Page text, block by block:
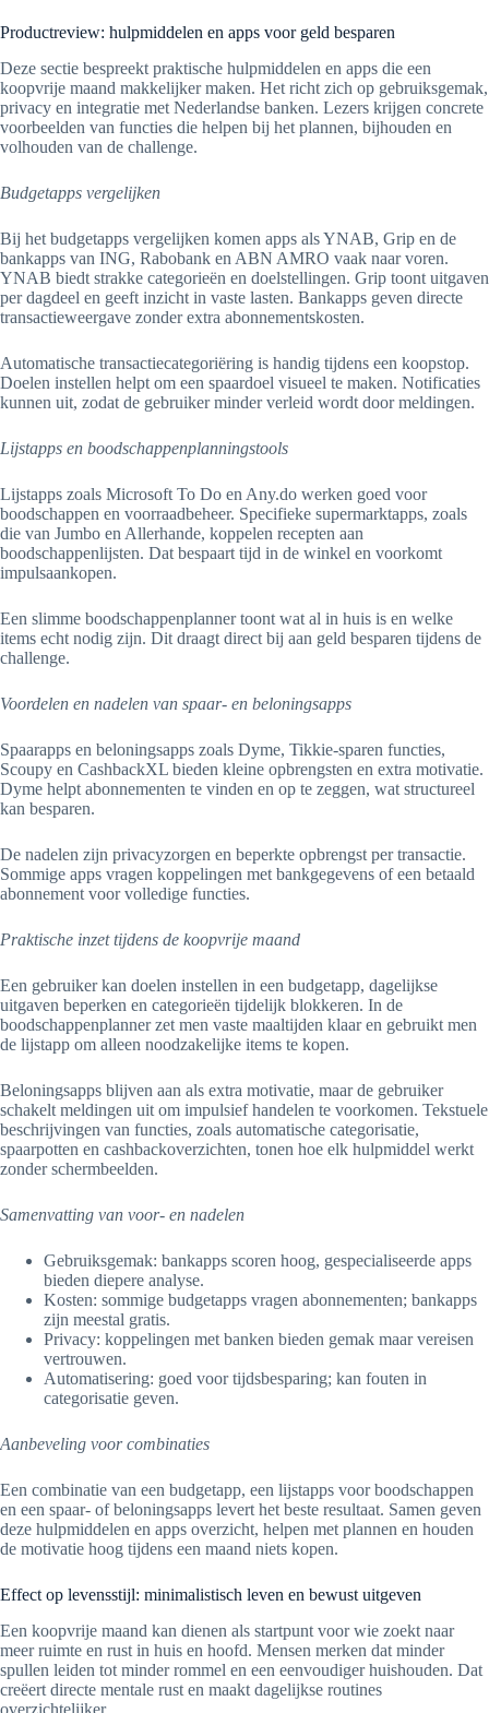
Productreview: hulpmiddelen en apps voor geld besparen
Deze sectie bespreekt praktische hulpmiddelen en apps die een
koopvrije maand makkelijker maken. Het richt zich op gebruiksgemak,
privacy en integratie met Nederlandse banken. Lezers krijgen concrete
voorbeelden van functies die helpen bij het plannen, bijhouden en
volhouden van de challenge.
Budgetapps vergelijken
Bij het budgetapps vergelijken komen apps als YNAB, Grip en de
bankapps van ING, Rabobank en ABN AMRO vaak naar voren.
YNAB biedt strakke categorieën en doelstellingen. Grip toont uitgaven
per dagdeel en geeft inzicht in vaste lasten. Bankapps geven directe
transactieweergave zonder extra abonnementskosten.
Automatische transactiecategoriëring is handig tijdens een koopstop.
Doelen instellen helpt om een spaardoel visueel te maken. Notificaties
kunnen uit, zodat de gebruiker minder verleid wordt door meldingen.
Lijstapps en boodschappenplanningstools
Lijstapps zoals Microsoft To Do en Any.do werken goed voor
boodschappen en voorraadbeheer. Specifieke supermarktapps, zoals
die van Jumbo en Allerhande, koppelen recepten aan
boodschappenlijsten. Dat bespaart tijd in de winkel en voorkomt
impulsaankopen.
Een slimme boodschappenplanner toont wat al in huis is en welke
items echt nodig zijn. Dit draagt direct bij aan geld besparen tijdens de
challenge.
Voordelen en nadelen van spaar- en beloningsapps
Spaarapps en beloningsapps zoals Dyme, Tikkie-sparen functies,
Scoupy en CashbackXL bieden kleine opbrengsten en extra motivatie.
Dyme helpt abonnementen te vinden en op te zeggen, wat structureel
kan besparen.
De nadelen zijn privacyzorgen en beperkte opbrengst per transactie.
Sommige apps vragen koppelingen met bankgegevens of een betaald
abonnement voor volledige functies.
Praktische inzet tijdens de koopvrije maand
Een gebruiker kan doelen instellen in een budgetapp, dagelijkse
uitgaven beperken en categorieën tijdelijk blokkeren. In de
boodschappenplanner zet men vaste maaltijden klaar en gebruikt men
de lijstapp om alleen noodzakelijke items te kopen.
Beloningsapps blijven aan als extra motivatie, maar de gebruiker
schakelt meldingen uit om impulsief handelen te voorkomen. Tekstuele
beschrijvingen van functies, zoals automatische categorisatie,
spaarpotten en cashbackoverzichten, tonen hoe elk hulpmiddel werkt
zonder schermbeelden.
Samenvatting van voor- en nadelen
Gebruiksgemak: bankapps scoren hoog, gespecialiseerde apps
bieden diepere analyse.
Kosten: sommige budgetapps vragen abonnementen; bankapps
zijn meestal gratis.
Privacy: koppelingen met banken bieden gemak maar vereisen
vertrouwen.
Automatisering: goed voor tijdsbesparing; kan fouten in
categorisatie geven.
Aanbeveling voor combinaties
Een combinatie van een budgetapp, een lijstapps voor boodschappen
en een spaar- of beloningsapps levert het beste resultaat. Samen geven
deze hulpmiddelen en apps overzicht, helpen met plannen en houden
de motivatie hoog tijdens een maand niets kopen.
Effect op levensstijl: minimalistisch leven en bewust uitgeven
Een koopvrije maand kan dienen als startpunt voor wie zoekt naar
meer ruimte en rust in huis en hoofd. Mensen merken dat minder
spullen leiden tot minder rommel en een eenvoudiger huishouden. Dat
creëert directe mentale rust en maakt dagelijkse routines
overzichtelijker.